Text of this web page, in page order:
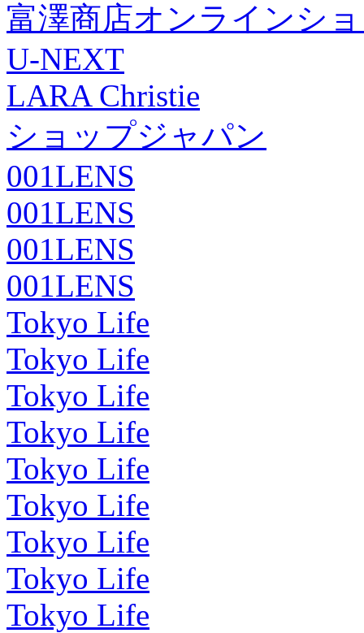
富澤商店オンラインシ
U-NEXT
LARA Christie
ショップジャパン
001LENS
001LENS
001LENS
001LENS
Tokyo Life
Tokyo Life
Tokyo Life
Tokyo Life
Tokyo Life
Tokyo Life
Tokyo Life
Tokyo Life
Tokyo Life